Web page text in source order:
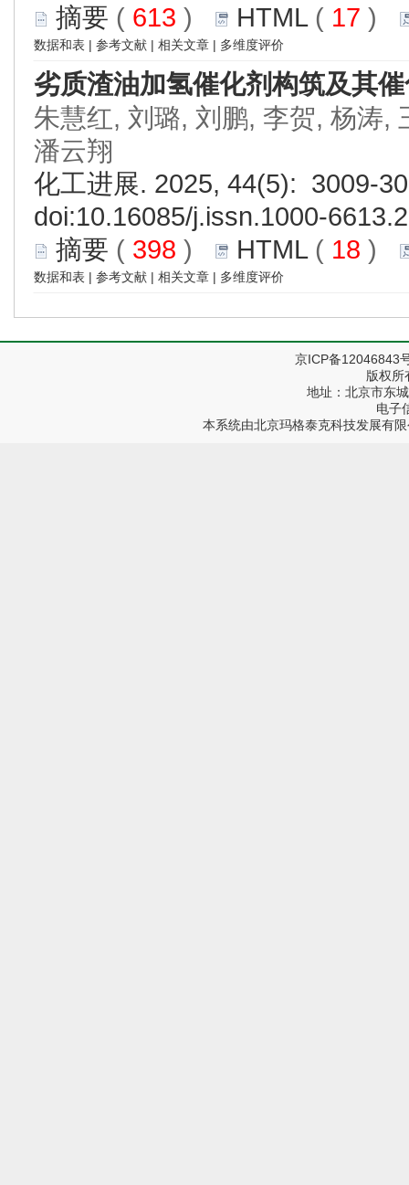
摘要 ( 613 ) HTML( 17 )
数据和表 | 参考文献 | 相关文章 | 多维度评价
劣质渣油加氢催化剂构筑及其
朱慧红, 刘璐, 刘鹏, 李贺, 杨涛,
潘云翔
化工进展. 2025, 44(5): 3009-
doi:10.16085/j.issn.1000-
摘要 ( 398 ) HTML( 18 )
数据和表 | 参考文献 | 相关文章 | 多维度评价
京ICP备12046843
版权所
地址：北京市东
电子
本系统由北京玛格泰克科技发展有